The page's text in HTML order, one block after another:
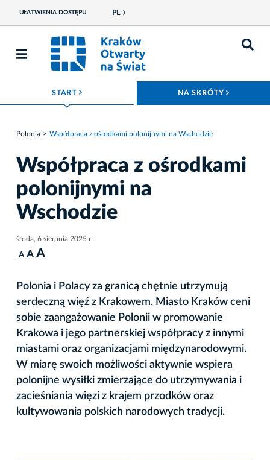
UŁATWIENIA DOSTĘPU PL
START ROZWIŃ MENU NA SKRÓTY
Polonia Współpraca z ośrodkami polonijnymi na Wschodzie
Współpraca z ośrodkami
polonijnymi na
Wschodzie
środa, 6 sierpnia 2025 r.
A A A
Polonia i Polacy za granicą chętnie utrzymują
serdeczną więź z Krakowem. Miasto Kraków ceni
sobie zaangażowanie Polonii w promowanie
Krakowa i jego partnerskiej współpracy z innymi
miastami oraz organizacjami międzynarodowymi.
W miarę swoich możliwości aktywnie wspiera
polonijne wysiłki zmierzające do utrzymywania i
zacieśniania więzi z krajem przodków oraz
kultywowania polskich narodowych tradycji.